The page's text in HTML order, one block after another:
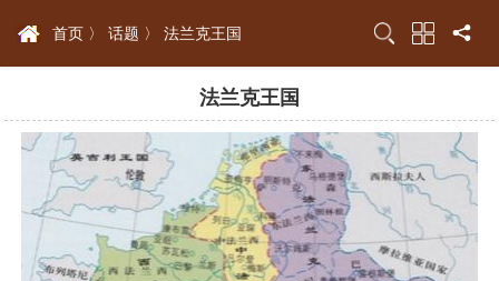
首页 〉 话题 〉 法兰克王国
法兰克王国